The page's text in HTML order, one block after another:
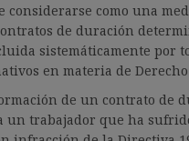
como una
de duración
sistemáticamente por
en materia de
de un contrato de
trabajador que ha